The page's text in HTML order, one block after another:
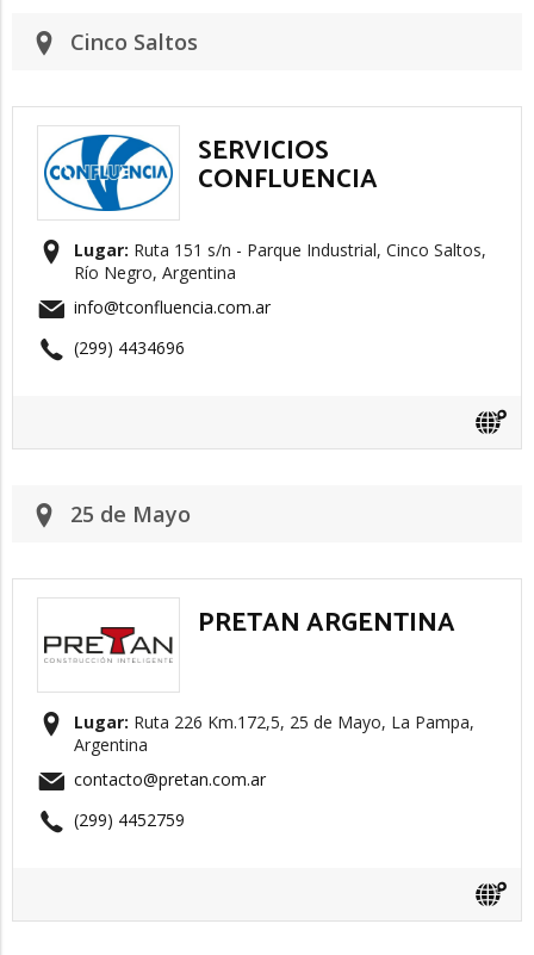
Cinco Saltos
SERVICIOS
CONFLUENCIA
Lugar: Ruta 151 s/n - Parque Industrial, Cinco Saltos,
Río Negro, Argentina
info@tconfluencia.com.ar
(299) 4434696
25 de Mayo
PRETAN ARGENTINA
Lugar: Ruta 226 Km.172,5, 25 de Mayo, La Pampa,
Argentina
contacto@pretan.com.ar
(299) 4452759